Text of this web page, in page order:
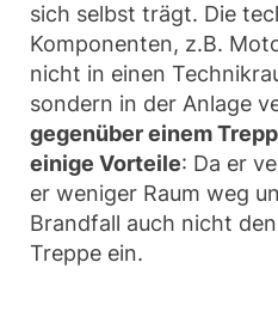
sich selbst trägt. Die
Komponenten, z.B.
nicht in einen
sondern in der Anlage
gegenüber einem
einige Vorteile: Da er
er weniger Raum weg
Brandfall auch nicht
Treppe ein.